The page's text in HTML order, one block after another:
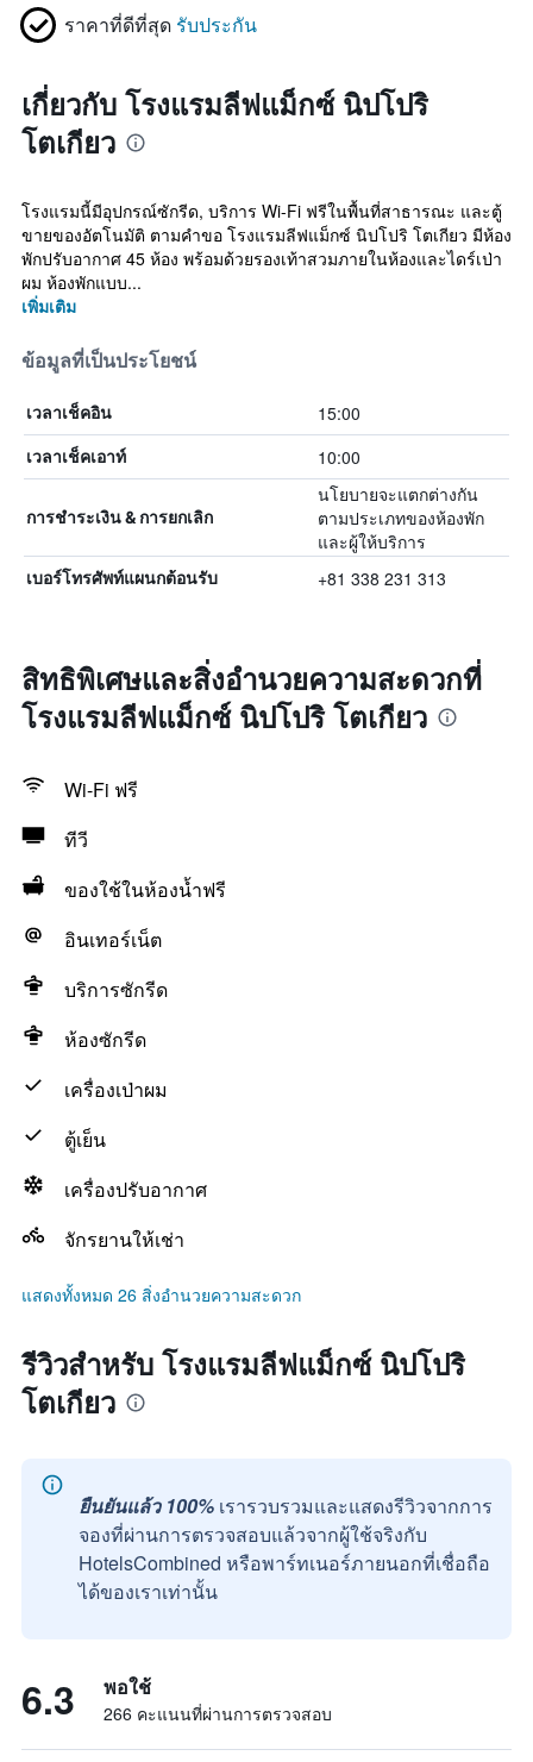
ราคาที่ดีที่สุด รับประกัน
เกี่ยวกับ โรงแรมลีฟแม็กซ์ นิปโปริ
โตเกียว
โรงแรมนี้มีอุปกรณ์ซักรีด, บริการ Wi-Fi ฟรีในพื้นที่สาธารณะ และตู้
ขายของอัตโนมัติ ตามคำขอ โรงแรมลีฟแม็กซ์ นิปโปริ โตเกียว มีห้อง
พักปรับอากาศ 45 ห้อง พร้อมด้วยรองเท้าสวมภายในห้องและไดร์เป่า
ผม ห้องพักแบบ...
เพิ่มเติม
ข้อมูลที่เป็นประโยชน์
เวลาเช็คอิน 15:00
เวลาเช็คเอาท์ 10:00
การชำระเงิน & การยกเลิก
นโยบายจะแตกต่างกัน
ตามประเภทของห้องพัก
และผู้ให้บริการ
เบอร์โทรศัพท์แผนกต้อนรับ +81 338 231 313
สิทธิพิเศษและสิ่งอำนวยความสะดวกที่
โรงแรมลีฟแม็กซ์ นิปโปริ โตเกียว
Wi-Fi ฟรี
ทีวี
ของใช้ในห้องน้ำฟรี
อินเทอร์เน็ต
บริการซักรีด
ห้องซักรีด
เครื่องเป่าผม
ตู้เย็น
เครื่องปรับอากาศ
จักรยานให้เช่า
แสดงทั้งหมด 26 สิ่งอำนวยความสะดวก
รีวิวสำหรับ โรงแรมลีฟแม็กซ์ นิปโปริ
โตเกียว
ยืนยันแล้ว 100% เรารวบรวมและแสดงรีวิวจากการ
จองที่ผ่านการตรวจสอบแล้วจากผู้ใช้จริงกับ
HotelsCombined หรือพาร์ทเนอร์ภายนอกที่เชื่อถือ
ได้ของเราเท่านั้น
6.3 พอใช้
266 คะแนนที่ผ่านการตรวจสอบ